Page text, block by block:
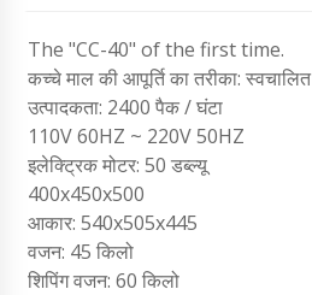
The "CC-40" of the first time.
कच्चे माल की आपूर्ति का तरीका: स्वचालित
उत्पादकता: 2400 पैक / घंटा
110V 60HZ ~ 220V 50HZ
इलेक्ट्रिक मोटर: 50 डब्ल्यू
400x450x500
आकार: 540x505x445
वजन: 45 किलो
शिपिंग वजन: 60 किलो